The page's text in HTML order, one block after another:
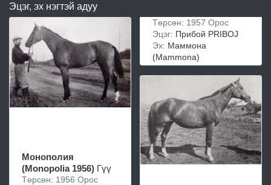
Эцэг, эх нэгтэй адуу
Монополия
(Monopolia 1956) Гүү
Төрсөн: 1956 Орос
Төрсөн: 1957 Орос
Эцэг: Прибой PRIBOJ
Эх: Маммона
(Mammona)